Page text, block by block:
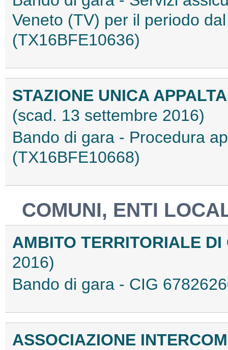
Veneto (TV) per il periodo
(TX16BFE10636)
STAZIONE UNICA
(scad. 13 settembre 2016)
Bando di gara - Procedura
(TX16BFE10668)
COMUNI, ENTI
AMBITO TERRITORIALE
2016)
Bando di gara - CIG
ASSOCIAZIONE